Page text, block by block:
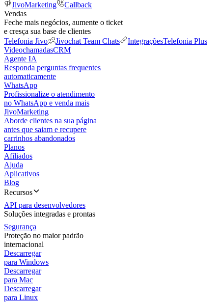
JivoMarketing
Callback
Vendas
Feche mais negócios, aumente o ticket
e cresça sua base de clientes
Telefonia Jivo
Jivochat Team Chats IntegraçõesTelefonia Plus
VideochamadasCRM
Agente IA
Responda perguntas frequentes
automaticamente
WhatsApp
Profissionalize o atendimento
no WhatsApp e venda mais
JivoMarketing
Aborde clientes na sua página
antes que saiam e recupere
carrinhos abandonados
Planos
Afiliados
Ajuda
Aplicativos
Blog
Recursos
API para desenvolvedores
Soluções integradas e prontas
Segurança
Proteção no maior padrão
internacional
Descarregar
para Windows
Descarregar
para Mac
Descarregar
para Linux